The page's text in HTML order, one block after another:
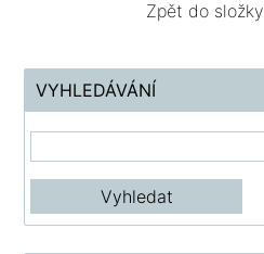
Zpět do složky
VYHLEDÁVÁNÍ